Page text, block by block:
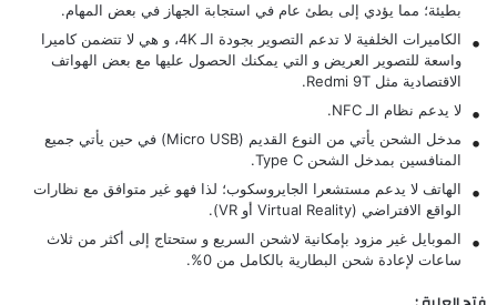
بطيئة؛ مما يؤدي إلى بطئ عام في استجابة الجهاز في بعض المهام.
الكاميرات الخلفية لا تدعم التصوير بجودة الـ 4K، و هي لا تتضمن كاميرا
واسعة للتصوير العريض و التي يمكنك الحصول عليها مع بعض الهواتف
الاقتصادية مثل Redmi 9T
.
لا يدعم نظام الـ NFC.
مدخل الشحن يأتي من النوع القديم (Micro USB) في حين يأتي جميع
المنافسين بمدخل الشحن Type C.
الهاتف لا يدعم مستشعرا الجايروسكوب؛ لذا فهو غير متوافق مع نظارات
الواقع الافتراضي (Virtual Reality أو VR).
الموبايل غير مزود بإمكانية لاشحن السريع و ستحتاج إلى أكثر من ثلاث
ساعات لإعادة شحن البطارية بالكامل من 0%.